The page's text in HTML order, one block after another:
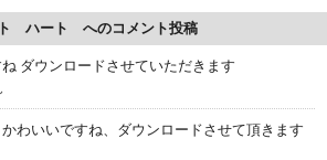
ハート へのコメント投稿
ダウンロードさせていただきます
わいいですね、ダウンロードさせて頂きます